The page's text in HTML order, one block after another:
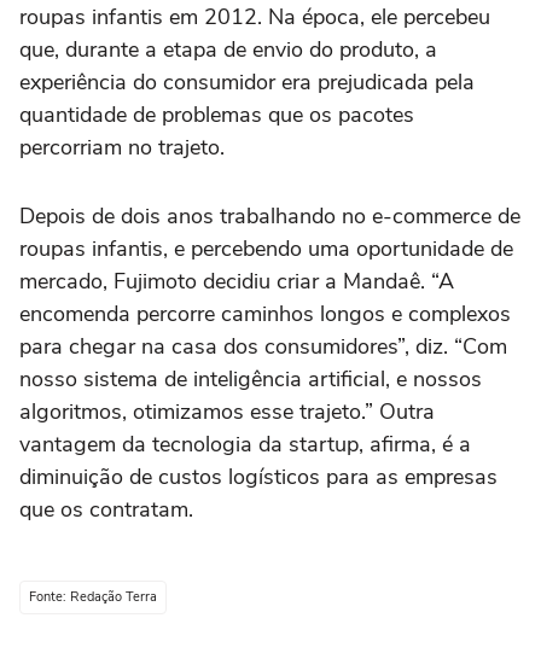
roupas infantis em 2012. Na época, ele percebeu
que, durante a etapa de envio do produto, a
experiência do consumidor era prejudicada pela
quantidade de problemas que os pacotes
percorriam no trajeto.
Depois de dois anos trabalhando no e-commerce de
roupas infantis, e percebendo uma oportunidade de
mercado, Fujimoto decidiu criar a Mandaê. “A
encomenda percorre caminhos longos e complexos
para chegar na casa dos consumidores”, diz. “Com
nosso sistema de inteligência artificial, e nossos
algoritmos, otimizamos esse trajeto.” Outra
vantagem da tecnologia da startup, afirma, é a
diminuição de custos logísticos para as empresas
que os contratam.
Fonte: Redação Terra